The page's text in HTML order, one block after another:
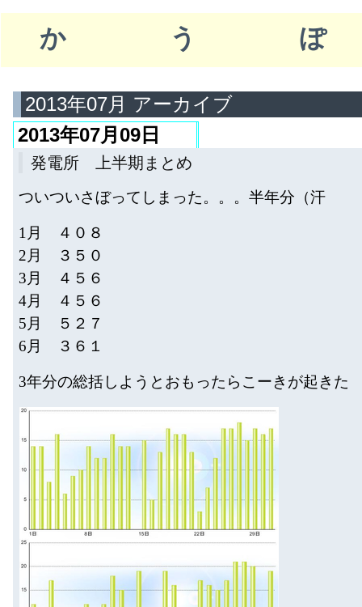
かう
2013年07月 アーカイブ
2013年07月09日
発電所 上半期まとめ
ついついさぼってしまった。。。半年分（汗
1月 ４０８
2月 ３５０
3月 ４５６
4月 ４５６
5月 ５２７
6月 ３６１
3年分の総括しようとおもったらこーきが起きた